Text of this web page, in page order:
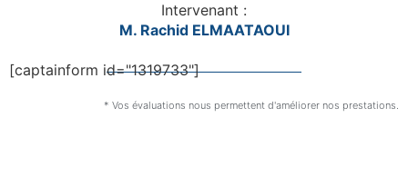
Intervenant :
M. Rachid ELMAATAOUI
[captainform id="1319733"]
* Vos évaluations nous permettent d'améliorer nos prestations.